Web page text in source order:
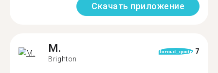
Скачать приложение
M.
Brighton
format_quote 7